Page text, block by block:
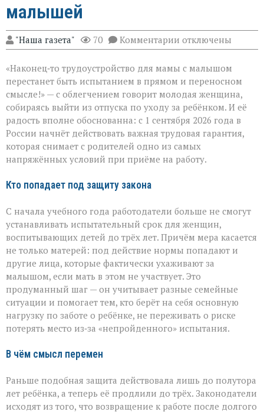
малышей
"Наша газета" 70 Комментарии к
записи
без
риска:
защита
для
родителей
малышей
отключены
«Наконец‑то трудоустройство для мамы с малышом
перестанет быть испытанием в прямом и переносном
смысле!» — с облегчением говорит молодая женщина,
собираясь выйти из отпуска по уходу за ребёнком. И её
радость вполне обоснованна: с 1 сентября 2026 года в
России начнёт действовать важная трудовая гарантия,
которая снимает с родителей одно из самых
напряжённых условий при приёме на работу.
Кто попадает под защиту закона
С начала учебного года работодатели больше не смогут
устанавливать испытательный срок для женщин,
воспитывающих детей до трёх лет. Причём мера касается
не только матерей: под действие нормы попадают и
другие лица, которые фактически ухаживают за
малышом, если мать в этом не участвует. Это
продуманный шаг — он учитывает разные семейные
ситуации и помогает тем, кто берёт на себя основную
нагрузку по заботе о ребёнке, не переживать о риске
потерять место из‑за «непройденного» испытания.
В чём смысл перемен
Раньше подобная защита действовала лишь до полутора
лет ребёнка, а теперь её продлили до трёх. Законодатели
исходят из того, что возвращение к работе после долгого